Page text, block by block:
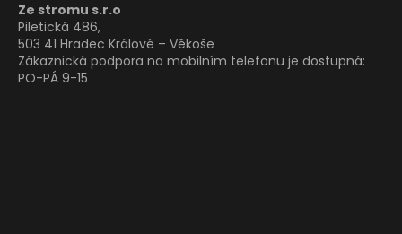
Ze stromu s.r.o
Piletická 486,
503 41 Hradec Králové – Věkoše
Zákaznická podpora na mobilním telefonu je dostupná:
PO-PÁ 9-15